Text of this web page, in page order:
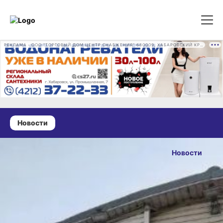
Новости
На улице Комсомольской
Новости
ОПУБЛИКОВАНО
23 июня 2026 г., 11:26